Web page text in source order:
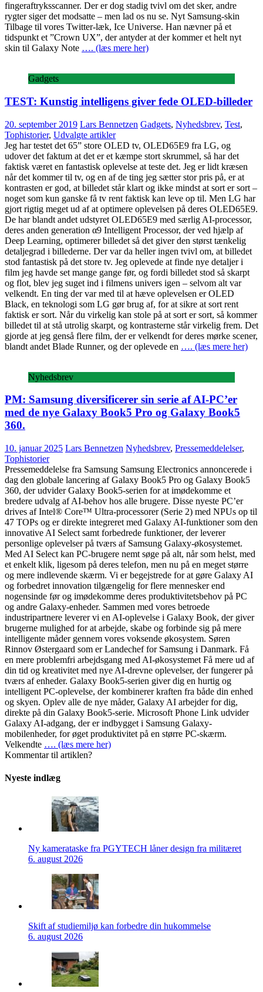
fingeraftryksscanner. Der er dog stadig tvivl om det sker, andre
rygter siger det modsatte – men lad os nu se. Nyt Samsung-skin
Tilbage til vores Twitter-læk, Ice Universe. Han nævner på et
tidspunkt et ”Crown UX”, der antyder at der kommer et helt nyt
skin til Galaxy Note …. (læs mere her)
Gadgets
TEST: Kunstig intelligens giver fede OLED-billeder
20. september 2019 Lars Bennetzen Gadgets, Nyhedsbrev, Test,
Tophistorier, Udvalgte artikler
Jeg har testet det 65” store OLED tv, OLED65E9 fra LG, og
udover det faktum at det er et kæmpe stort skrummel, så har det
faktisk været en fantastisk oplevelse at teste det. Jeg er lidt kræsen
når det kommer til tv, og en af de ting jeg sætter stor pris på, er at
kontrasten er god, at billedet står klart og ikke mindst at sort er sort –
noget som kun ganske få tv rent faktisk kan leve op til. Men LG har
gjort rigtig meget ud af at optimere oplevelsen på deres OLED65E9.
De har blandt andet udstyret OLED65E9 med særlig AI-processor,
deres anden generation α9 Intelligent Processor, der ved hjælp af
Deep Learning, optimerer billedet så det giver den størst tænkelig
detaljegrad i billederne. Der var da heller ingen tvivl om, at billedet
stod fantastisk på det store tv. Jeg oplevede at finde nye detaljer i
film jeg havde set mange gange før, og fordi billedet stod så skarpt
og flot, blev jeg suget ind i filmens univers igen – selvom alt var
velkendt. En ting der var med til at hæve oplevelsen er OLED
Black, en teknologi som LG gør brug af, for at sikre at sort rent
faktisk er sort. Når du virkelig kan stole på at sort er sort, så kommer
billedet til at stå utrolig skarpt, og kontrasterne står virkelig frem. Det
gjorde at jeg genså flere film, der er velkendt for deres mørke scener,
blandt andet Blade Runner, og der oplevede en …. (læs mere her)
Nyhedsbrev
PM: Samsung diversificerer sin serie af AI-PC’er
med de nye Galaxy Book5 Pro og Galaxy Book5
360.
10. januar 2025 Lars Bennetzen Nyhedsbrev, Pressemeddelelser,
Tophistorier
Pressemeddelelse fra Samsung Samsung Electronics annoncerede i
dag den globale lancering af Galaxy Book5 Pro og Galaxy Book5
360, der udvider Galaxy Book5-serien for at imødekomme et
bredere udvalg af AI-behov hos alle brugere. Disse nyeste PC’er
drives af Intel® Core™ Ultra-processorer (Serie 2) med NPUs op til
47 TOPs og er direkte integreret med Galaxy AI-funktioner som den
innovative AI Select samt forbedrede funktioner, der leverer
personlige oplevelser på tværs af Samsung Galaxy-økosystemet.
Med AI Select kan PC-brugere nemt søge på alt, når som helst, med
et enkelt klik, ligesom på deres telefon, men nu på en meget større
og mere indlevende skærm. Vi er begejstrede for at gøre Galaxy AI
og forbedret innovation tilgængelig for flere mennesker end
nogensinde før og imødekomme deres produktivitetsbehov på PC
og andre Galaxy-enheder. Sammen med vores betroede
industripartnere leverer vi en AI-oplevelse i Galaxy Book, der giver
brugerne mulighed for at arbejde, skabe og forbinde sig på mere
intelligente måder gennem vores voksende økosystem. Søren
Rinnov Østergaard som er Landechef for Samsung i Danmark. Få
en mere problemfri arbejdsgang med AI-økosystemet Få mere ud af
din tid og kreativitet med nye AI-drevne oplevelser, der fungerer på
tværs af enheder. Galaxy Book5-serien giver dig en hurtig og
intelligent PC-oplevelse, der kombinerer kraften fra både din enhed
og skyen. Oplev alle de nye måder, Galaxy AI arbejder for dig,
direkte på din Galaxy Book5-serie. Microsoft Phone Link udvider
Galaxy AI-adgang, der er indbygget i Samsung Galaxy-
mobilenheder, for øget produktivitet på en større PC-skærm.
Velkendte …. (læs mere her)
Kommentar til artiklen?
Nyeste indlæg
Ny kamerataske fra PGYTECH låner design fra militæret
6. august 2026
Skift af studiemiljø kan forbedre din hukommelse
6. august 2026